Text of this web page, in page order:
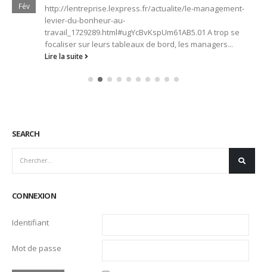
Fév
http://lentreprise.lexpress.fr/actualite/le-management-
levier-du-bonheur-au-
travail_1729289.html#ugYcBvKspUm61AB5.01 A trop se
focaliser sur leurs tableaux de bord, les managers...
Lire la suite
SEARCH
CONNEXION
Identifiant
Mot de passe